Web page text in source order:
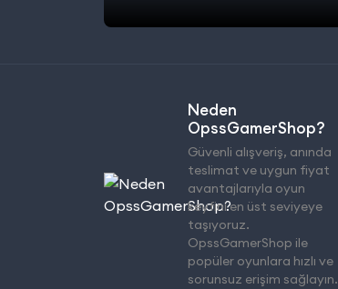
Neden
OpssGamerShop?
Güvenli alışveriş, anında
teslimat ve uygun fiyat
avantajlarıyla oyun
keyfini en üst seviyeye
taşıyoruz.
OpssGamerShop ile
popüler oyunlara hızlı ve
sorunsuz erişim sağlayın.